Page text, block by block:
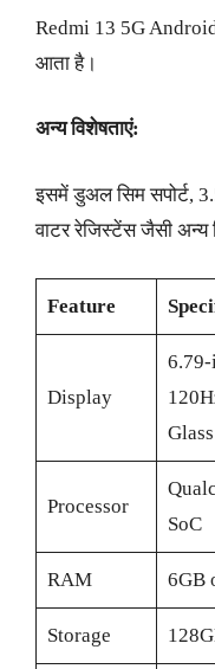
Redmi 13 5G
आता है।
अन्य विशेषताएं:
इसमें डुअल सिम सपोर्ट,
वाटर रेजिस्टेंस जैसी अन्य
Feature
Display
Processor
SoC
RAM 6GB
Storage